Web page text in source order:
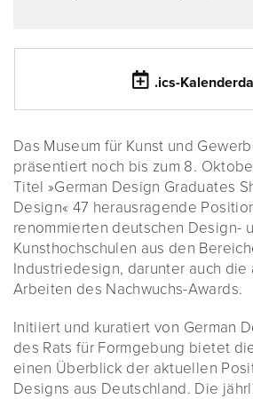
.ics-
Das Museum für Kunst und
präsentiert noch bis zum 8.
Titel »German Design Graduates
Design« 47 herausragende
renommierten deutschen Design-
Kunsthochschulen aus den
Industriedesign, darunter auch
Arbeiten des Nachwuchs-Awards.
Initiiert und kuratiert von German
des Rats für Formgebung bietet
einen Überblick der aktuellen
Designs aus Deutschland. Die